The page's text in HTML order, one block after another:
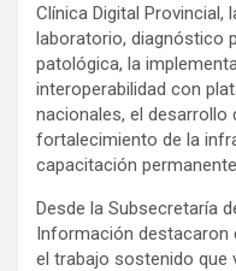
Clínica Digital
laboratorio, diagnóstico
patológica, la
interoperabilidad con
nacionales, el desarrollo
fortalecimiento de la
capacitación
Desde la Subsecretaría
Información destacaron
el trabajo sostenido que